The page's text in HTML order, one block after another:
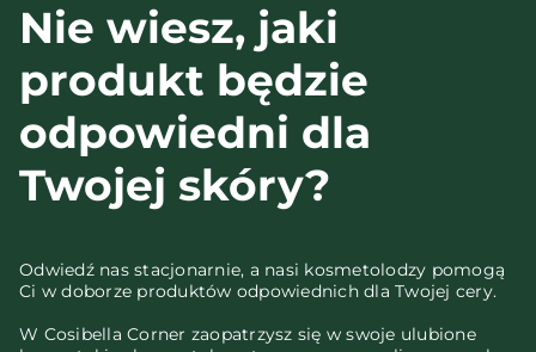
Nie wiesz, jaki
produkt będzie
odpowiedni dla
Twojej skóry?
Odwiedź nas stacjonarnie, a nasi kosmetolodzy pomogą
Ci w doborze produktów odpowiednich dla Twojej cery.
W Cosibella Corner zaopatrzysz się w swoje ulubione